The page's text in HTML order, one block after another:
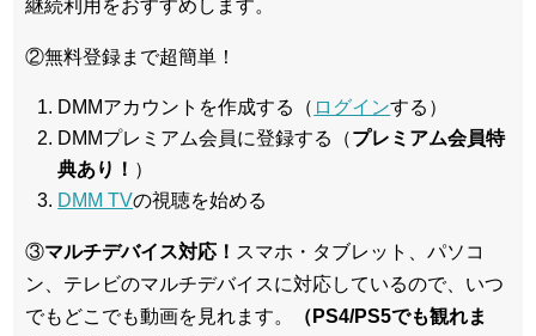
継続利用をおすすめします。
②無料登録まで超簡単！
DMMアカウントを作成する（ ログインする）
DMMプレミアム会員に登録する（プレミアム会員特
典あり！ ）
DMM TVの視聴を始める
③マルチデバイス対応！ スマホ・タブレット、パソコ
ン、テレビのマルチデバイスに対応しているので、いつ
でもどこでも動画を見れます。
（PS4/PS5でも観れま